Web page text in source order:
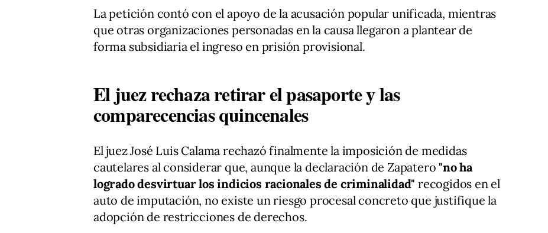
La petición contó con el apoyo de la acusación popular unificada, mientras
que otras organizaciones personadas en la causa llegaron a plantear de
forma subsidiaria el ingreso en prisión provisional.
El juez rechaza retirar el pasaporte y las
comparecencias quincenales
El juez José Luis Calama rechazó finalmente la imposición de medidas
cautelares al considerar que, aunque la declaración de Zapatero"no ha
logrado desvirtuar los indicios racionales de criminalidad" recogidos en el
auto de imputación, no existe un riesgo procesal concreto que justifique la
adopción de restricciones de derechos.